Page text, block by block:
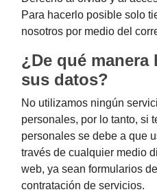
Para hacerlo posible solo
nosotros por medio del
¿De qué
sus datos?
No utilizamos ningún
personales, por lo tanto, si
personales se debe a que
través de cualquier medio
web, ya sean formularios
contratación de servicios.